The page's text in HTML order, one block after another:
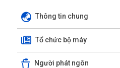
Thông tin chung
Tổ chức bộ máy
Người phát ngôn
Tuyên giáo của Đảng (01/8/
Tiếp nối truyền...
PHÁT HUY VAI TRÒ NHÂN
DỰNG THÀNH PHỐ THƯỢNG